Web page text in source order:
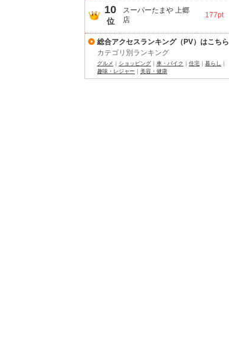
10
位
スーパーたまや 上郷
店
177pt
総合アクセスランキング（PV）はこちら
カテゴリ別ランキング
グルメ ショッピング 車・バイク 住宅 暮らし
趣味・レジャー
美容・健康